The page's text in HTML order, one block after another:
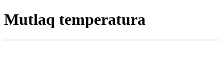
Mutlaq temperatura